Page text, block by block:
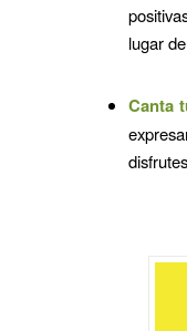
lugar
Canta